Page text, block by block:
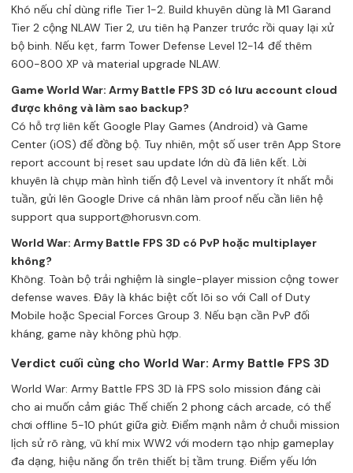
Khó nếu chỉ dùng rifle Tier 1-2. Build khuyên dùng là M1 Garand
Tier 2 cộng NLAW Tier 2, ưu tiên hạ Panzer trước rồi quay lại xử
bộ binh. Nếu kẹt, farm Tower Defense Level 12-14 để thêm
600-800 XP và material upgrade NLAW.
Game World War: Army Battle FPS 3D có lưu account cloud
được không và làm sao backup?
Có hỗ trợ liên kết Google Play Games (Android) và Game
Center (iOS) để đồng bộ. Tuy nhiên, một số user trên App Store
report account bị reset sau update lớn dù đã liên kết. Lời
khuyên là chụp màn hình tiến độ Level và inventory ít nhất mỗi
tuần, gửi lên Google Drive cá nhân làm proof nếu cần liên hệ
support qua support@horusvn.com.
World War: Army Battle FPS 3D có PvP hoặc multiplayer
không?
Không. Toàn bộ trải nghiệm là single-player mission cộng tower
defense waves. Đây là khác biệt cốt lõi so với Call of Duty
Mobile hoặc Special Forces Group 3. Nếu bạn cần PvP đối
kháng, game này không phù hợp.
Verdict cuối cùng cho World War: Army Battle FPS 3D
World War: Army Battle FPS 3D là FPS solo mission đáng cài
cho ai muốn cảm giác Thế chiến 2 phong cách arcade, có thể
chơi offline 5-10 phút giữa giờ. Điểm mạnh nằm ở chuỗi mission
lịch sử rõ ràng, vũ khí mix WW2 với modern tạo nhịp gameplay
đa dạng, hiệu năng ổn trên thiết bị tầm trung. Điểm yếu lớn